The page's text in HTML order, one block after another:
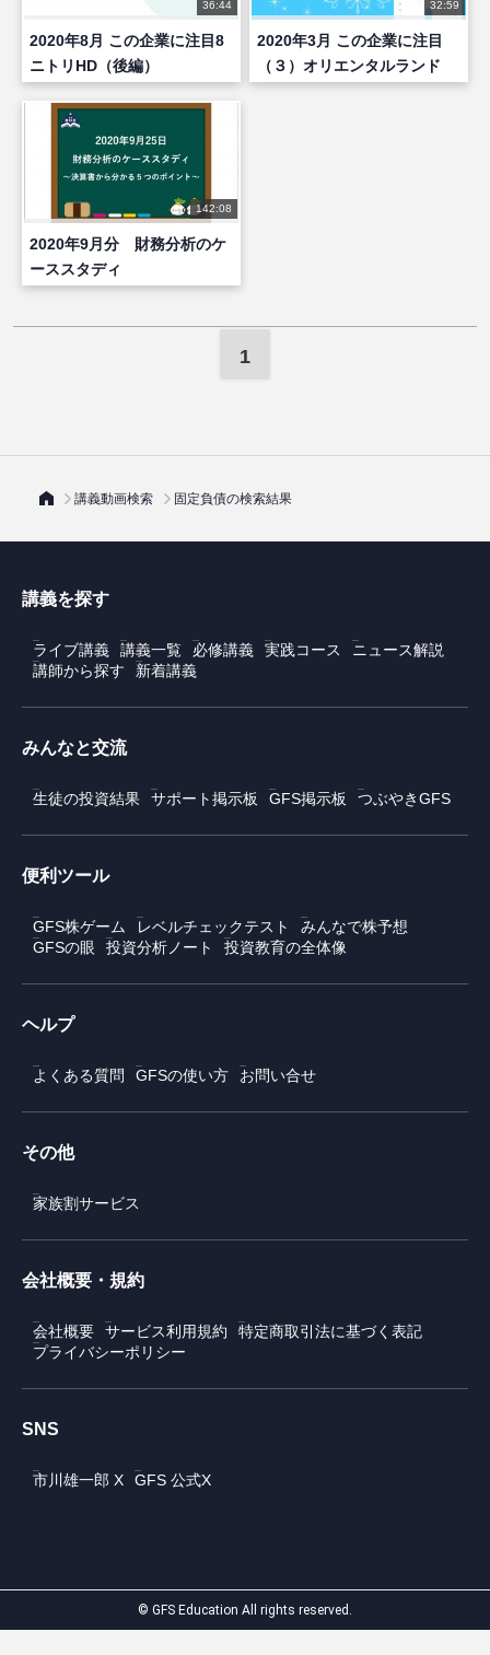
36:44
2020年8月 この企業に注目8
ニトリHD（後編）
32:59
2020年3月 この企業に注目
（３）オリエンタルランド
（後編）
142:08
2020年9月分 財務分析のケ
ーススタディ
1
講義動画検索 固定負債の検索結果
講義を探す
ライブ講義 講義一覧 必修講義 実践コース
ニュース解説
講師から探す
新着講義
みんなと交流
生徒の投資結果 サポート掲示板 GFS掲示板 つぶやきGFS
便利ツール
GFS株ゲーム レベルチェックテスト
みんなで株予想
GFSの眼
投資分析ノート 投資教育の全体像
ヘルプ
よくある質問 GFSの使い方 お問い合せ
その他
家族割サービス
会社概要・規約
会社概要 サービス利用規約
特定商取引法に基づく表記
プライバシーポリシー
SNS
市川雄一郎 X GFS 公式X
© GFS Education All rights reserved.